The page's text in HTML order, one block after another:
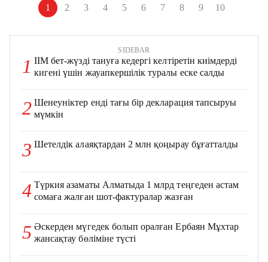
1 2 3 4 5 6 7 8 9 10
SIDEBAR
1 ІІМ бет-жүзді тануға кедергі келтіретін киімдерді
кигені үшін жауапкершілік туралы еске салды
2 Шенеуніктер енді тағы бір декларация тапсыруы
мүмкін
3 Шетелдік алаяқтардан 2 млн қоңырау бұғатталды
4 Түркия азаматы Алматыда 1 млрд теңгеден астам
сомаға жалған шот-фактуралар жазған
5 Әскерден мүгедек болып оралған Ербаян Мұхтар
жансақтау бөліміне түсті